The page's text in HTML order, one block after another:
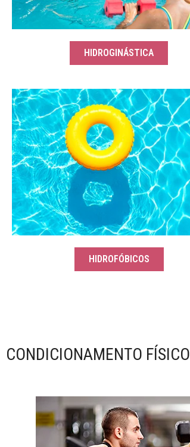
HIDROGINÁSTICA
HIDROFÓBICOS
CONDICIONAMENTO FÍSICO